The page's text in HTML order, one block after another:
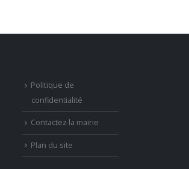
Politique de
confidentialité
Contactez la mairie
Plan du site